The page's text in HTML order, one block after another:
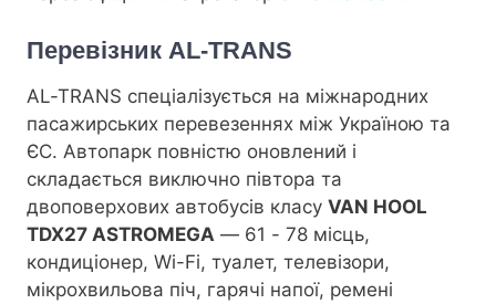
Перевізник AL-TRANS
AL-TRANS спеціалізується на міжнародних
пасажирських перевезеннях між Україною та
ЄС. Автопарк повністю оновлений і
складається виключно півтора та
двоповерхових автобусів класу VAN HOOL
TDX27 ASTROMEGA — 61 - 78 місць,
кондиціонер, Wi-Fi, туалет, телевізори,
мікрохвильова піч, гарячі напої, ремені